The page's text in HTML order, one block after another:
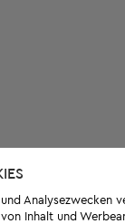
Analysezwecken
Inhalt und